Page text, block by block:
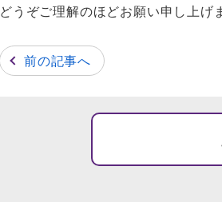
どうぞご理解のほどお願い申し上げ
前の記事へ